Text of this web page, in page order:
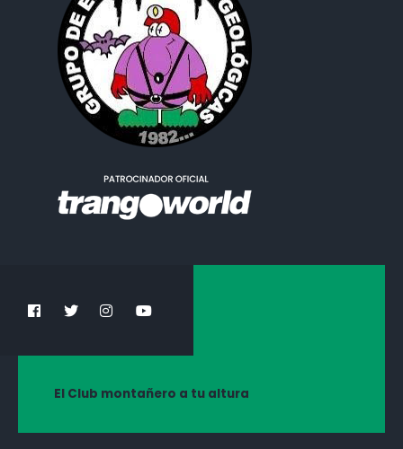
El Club montañero a tu altura